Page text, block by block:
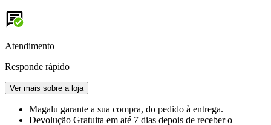
Atendimento
Responde rápido
Ver mais sobre a loja
Magalu garante a sua compra, do pedido à entrega.
Devolução Gratuita em até 7 dias depois de receber o